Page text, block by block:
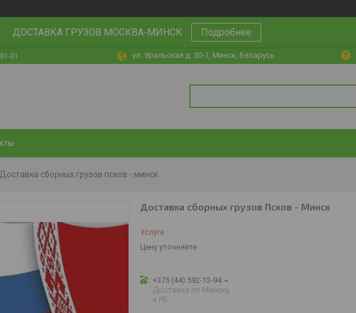
ДОСТАВКА ГРУЗОВ МОСКВА-МИНСК Подробнее
01 ул. Уральская д. 30-1, Минск, Беларусь
Доставка сборных грузов псков - минск
Доставка сборных грузов Псков - Минск
Услуга
Цену уточняйте
+375 (44) 592-13-94
Доставка по Минску
и РБ